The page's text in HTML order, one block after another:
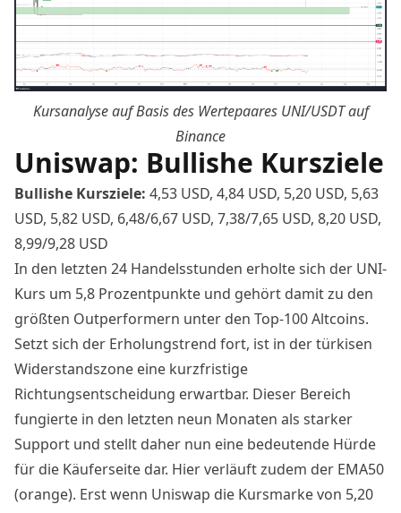
Kursanalyse auf Basis des Wertepaares UNI/USDT auf
Binance
Uniswap: Bullishe Kursziele
Bullishe Kursziele: 4,53 USD, 4,84 USD, 5,20 USD, 5,63
USD, 5,82 USD, 6,48/6,67 USD, 7,38/7,65 USD, 8,20 USD,
8,99/9,28 USD
In den letzten 24 Handelsstunden erholte sich der UNI-
Kurs um 5,8 Prozentpunkte und gehört damit zu den
größten Outperformern unter den Top-100 Altcoins.
Setzt sich der Erholungstrend fort, ist in der türkisen
Widerstandszone eine kurzfristige
Richtungsentscheidung erwartbar. Dieser Bereich
fungierte in den letzten neun Monaten als starker
Support und stellt daher nun eine bedeutende Hürde
für die Käuferseite dar. Hier verläuft zudem der EMA50
(orange). Erst wenn Uniswap die Kursmarke von 5,20